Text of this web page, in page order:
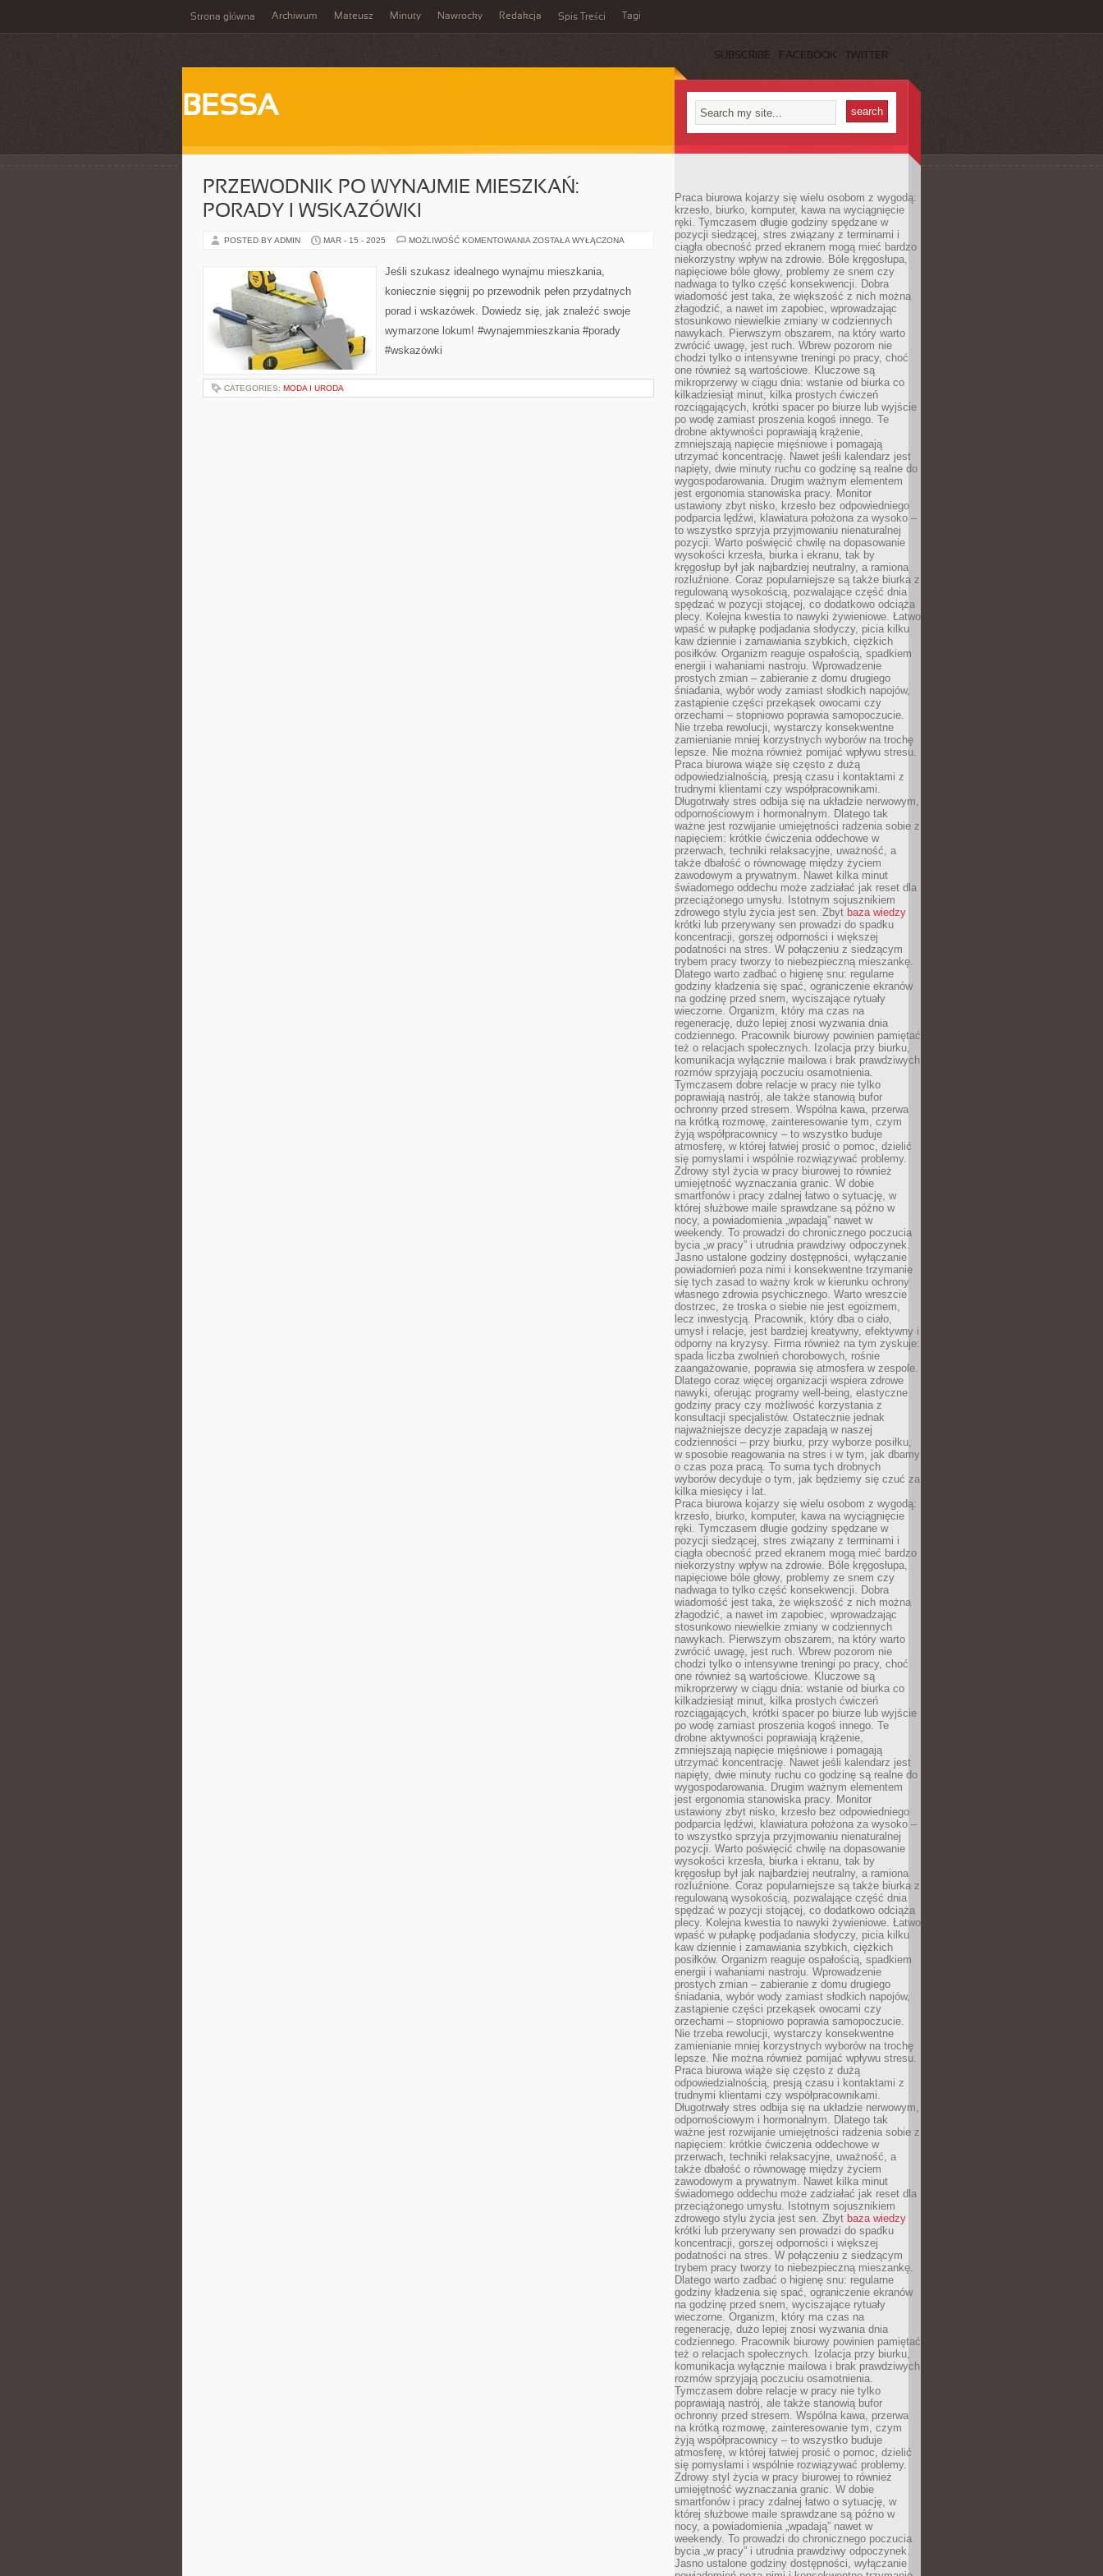
Strona główna Archiwum Mateusz Minuty Nawrocky Redakcja Spis Treści Tagi
SUBSCRIBE FACEBOOK TWITTER
BESSA
PRZEWODNIK PO WYNAJMIE MIESZKAŃ:
PORADY I WSKAZÓWKI
POSTED BY ADMIN MAR - 15 - 2025 MOŻLIWOŚĆ KOMENTOWANIA PRZEWODNIK
MIESZKAŃ:
PORADY
WSKAZÓWKI
ZOSTAŁA WYŁĄCZONA
Jeśli szukasz idealnego wynajmu mieszkania,
koniecznie sięgnij po przewodnik pełen przydatnych
porad i wskazówek. Dowiedz się, jak znaleźć swoje
wymarzone lokum! #wynajemmieszkania #porady
#wskazówki
CATEGORIES: MODA I URODA
Praca biurowa kojarzy się wielu osobom z wygodą:
krzesło, biurko, komputer, kawa na wyciągnięcie
ręki. Tymczasem długie godziny spędzane w
pozycji siedzącej, stres związany z terminami i
ciągła obecność przed ekranem mogą mieć bardzo
niekorzystny wpływ na zdrowie. Bóle kręgosłupa,
napięciowe bóle głowy, problemy ze snem czy
nadwaga to tylko część konsekwencji. Dobra
wiadomość jest taka, że większość z nich można
złagodzić, a nawet im zapobiec, wprowadzając
stosunkowo niewielkie zmiany w codziennych
nawykach. Pierwszym obszarem, na który warto
zwrócić uwagę, jest ruch. Wbrew pozorom nie
chodzi tylko o intensywne treningi po pracy, choć
one również są wartościowe. Kluczowe są
mikroprzerwy w ciągu dnia: wstanie od biurka co
kilkadziesiąt minut, kilka prostych ćwiczeń
rozciągających, krótki spacer po biurze lub wyjście
po wodę zamiast proszenia kogoś innego. Te
drobne aktywności poprawiają krążenie,
zmniejszają napięcie mięśniowe i pomagają
utrzymać koncentrację. Nawet jeśli kalendarz jest
napięty, dwie minuty ruchu co godzinę są realne do
wygospodarowania. Drugim ważnym elementem
jest ergonomia stanowiska pracy. Monitor
ustawiony zbyt nisko, krzesło bez odpowiedniego
podparcia lędźwi, klawiatura położona za wysoko –
to wszystko sprzyja przyjmowaniu nienaturalnej
pozycji. Warto poświęcić chwilę na dopasowanie
wysokości krzesła, biurka i ekranu, tak by
kręgosłup był jak najbardziej neutralny, a ramiona
rozluźnione. Coraz popularniejsze są także biurka z
regulowaną wysokością, pozwalające część dnia
spędzać w pozycji stojącej, co dodatkowo odciąża
plecy. Kolejna kwestia to nawyki żywieniowe. Łatwo
wpaść w pułapkę podjadania słodyczy, picia kilku
kaw dziennie i zamawiania szybkich, ciężkich
posiłków. Organizm reaguje ospałością, spadkiem
energii i wahaniami nastroju. Wprowadzenie
prostych zmian – zabieranie z domu drugiego
śniadania, wybór wody zamiast słodkich napojów,
zastąpienie części przekąsek owocami czy
orzechami – stopniowo poprawia samopoczucie.
Nie trzeba rewolucji, wystarczy konsekwentne
zamienianie mniej korzystnych wyborów na trochę
lepsze. Nie można również pomijać wpływu stresu.
Praca biurowa wiąże się często z dużą
odpowiedzialnością, presją czasu i kontaktami z
trudnymi klientami czy współpracownikami.
Długotrwały stres odbija się na układzie nerwowym,
odpornościowym i hormonalnym. Dlatego tak
ważne jest rozwijanie umiejętności radzenia sobie z
napięciem: krótkie ćwiczenia oddechowe w
przerwach, techniki relaksacyjne, uważność, a
także dbałość o równowagę między życiem
zawodowym a prywatnym. Nawet kilka minut
świadomego oddechu może zadziałać jak reset dla
przeciążonego umysłu. Istotnym sojusznikiem
zdrowego stylu życia jest sen. Zbyt baza wiedzy
krótki lub przerywany sen prowadzi do spadku
koncentracji, gorszej odporności i większej
podatności na stres. W połączeniu z siedzącym
trybem pracy tworzy to niebezpieczną mieszankę.
Dlatego warto zadbać o higienę snu: regularne
godziny kładzenia się spać, ograniczenie ekranów
na godzinę przed snem, wyciszające rytuały
wieczorne. Organizm, który ma czas na
regenerację, dużo lepiej znosi wyzwania dnia
codziennego. Pracownik biurowy powinien pamiętać
też o relacjach społecznych. Izolacja przy biurku,
komunikacja wyłącznie mailowa i brak prawdziwych
rozmów sprzyjają poczuciu osamotnienia.
Tymczasem dobre relacje w pracy nie tylko
poprawiają nastrój, ale także stanowią bufor
ochronny przed stresem. Wspólna kawa, przerwa
na krótką rozmowę, zainteresowanie tym, czym
żyją współpracownicy – to wszystko buduje
atmosferę, w której łatwiej prosić o pomoc, dzielić
się pomysłami i wspólnie rozwiązywać problemy.
Zdrowy styl życia w pracy biurowej to również
umiejętność wyznaczania granic. W dobie
smartfonów i pracy zdalnej łatwo o sytuację, w
której służbowe maile sprawdzane są późno w
nocy, a powiadomienia „wpadają” nawet w
weekendy. To prowadzi do chronicznego poczucia
bycia „w pracy” i utrudnia prawdziwy odpoczynek.
Jasno ustalone godziny dostępności, wyłączanie
powiadomień poza nimi i konsekwentne trzymanie
się tych zasad to ważny krok w kierunku ochrony
własnego zdrowia psychicznego. Warto wreszcie
dostrzec, że troska o siebie nie jest egoizmem,
lecz inwestycją. Pracownik, który dba o ciało,
umysł i relacje, jest bardziej kreatywny, efektywny i
odporny na kryzysy. Firma również na tym zyskuje:
spada liczba zwolnień chorobowych, rośnie
zaangażowanie, poprawia się atmosfera w zespole.
Dlatego coraz więcej organizacji wspiera zdrowe
nawyki, oferując programy well-being, elastyczne
godziny pracy czy możliwość korzystania z
konsultacji specjalistów. Ostatecznie jednak
najważniejsze decyzje zapadają w naszej
codzienności – przy biurku, przy wyborze posiłku,
w sposobie reagowania na stres i w tym, jak dbamy
o czas poza pracą. To suma tych drobnych
wyborów decyduje o tym, jak będziemy się czuć za
kilka miesięcy i lat.
Praca biurowa kojarzy się wielu osobom z wygodą:
krzesło, biurko, komputer, kawa na wyciągnięcie
ręki. Tymczasem długie godziny spędzane w
pozycji siedzącej, stres związany z terminami i
ciągła obecność przed ekranem mogą mieć bardzo
niekorzystny wpływ na zdrowie. Bóle kręgosłupa,
napięciowe bóle głowy, problemy ze snem czy
nadwaga to tylko część konsekwencji. Dobra
wiadomość jest taka, że większość z nich można
złagodzić, a nawet im zapobiec, wprowadzając
stosunkowo niewielkie zmiany w codziennych
nawykach. Pierwszym obszarem, na który warto
zwrócić uwagę, jest ruch. Wbrew pozorom nie
chodzi tylko o intensywne treningi po pracy, choć
one również są wartościowe. Kluczowe są
mikroprzerwy w ciągu dnia: wstanie od biurka co
kilkadziesiąt minut, kilka prostych ćwiczeń
rozciągających, krótki spacer po biurze lub wyjście
po wodę zamiast proszenia kogoś innego. Te
drobne aktywności poprawiają krążenie,
zmniejszają napięcie mięśniowe i pomagają
utrzymać koncentrację. Nawet jeśli kalendarz jest
napięty, dwie minuty ruchu co godzinę są realne do
wygospodarowania. Drugim ważnym elementem
jest ergonomia stanowiska pracy. Monitor
ustawiony zbyt nisko, krzesło bez odpowiedniego
podparcia lędźwi, klawiatura położona za wysoko –
to wszystko sprzyja przyjmowaniu nienaturalnej
pozycji. Warto poświęcić chwilę na dopasowanie
wysokości krzesła, biurka i ekranu, tak by
kręgosłup był jak najbardziej neutralny, a ramiona
rozluźnione. Coraz popularniejsze są także biurka z
regulowaną wysokością, pozwalające część dnia
spędzać w pozycji stojącej, co dodatkowo odciąża
plecy. Kolejna kwestia to nawyki żywieniowe. Łatwo
wpaść w pułapkę podjadania słodyczy, picia kilku
kaw dziennie i zamawiania szybkich, ciężkich
posiłków. Organizm reaguje ospałością, spadkiem
energii i wahaniami nastroju. Wprowadzenie
prostych zmian – zabieranie z domu drugiego
śniadania, wybór wody zamiast słodkich napojów,
zastąpienie części przekąsek owocami czy
orzechami – stopniowo poprawia samopoczucie.
Nie trzeba rewolucji, wystarczy konsekwentne
zamienianie mniej korzystnych wyborów na trochę
lepsze. Nie można również pomijać wpływu stresu.
Praca biurowa wiąże się często z dużą
odpowiedzialnością, presją czasu i kontaktami z
trudnymi klientami czy współpracownikami.
Długotrwały stres odbija się na układzie nerwowym,
odpornościowym i hormonalnym. Dlatego tak
ważne jest rozwijanie umiejętności radzenia sobie z
napięciem: krótkie ćwiczenia oddechowe w
przerwach, techniki relaksacyjne, uważność, a
także dbałość o równowagę między życiem
zawodowym a prywatnym. Nawet kilka minut
świadomego oddechu może zadziałać jak reset dla
przeciążonego umysłu. Istotnym sojusznikiem
zdrowego stylu życia jest sen. Zbyt baza wiedzy
krótki lub przerywany sen prowadzi do spadku
koncentracji, gorszej odporności i większej
podatności na stres. W połączeniu z siedzącym
trybem pracy tworzy to niebezpieczną mieszankę.
Dlatego warto zadbać o higienę snu: regularne
godziny kładzenia się spać, ograniczenie ekranów
na godzinę przed snem, wyciszające rytuały
wieczorne. Organizm, który ma czas na
regenerację, dużo lepiej znosi wyzwania dnia
codziennego. Pracownik biurowy powinien pamiętać
też o relacjach społecznych. Izolacja przy biurku,
komunikacja wyłącznie mailowa i brak prawdziwych
rozmów sprzyjają poczuciu osamotnienia.
Tymczasem dobre relacje w pracy nie tylko
poprawiają nastrój, ale także stanowią bufor
ochronny przed stresem. Wspólna kawa, przerwa
na krótką rozmowę, zainteresowanie tym, czym
żyją współpracownicy – to wszystko buduje
atmosferę, w której łatwiej prosić o pomoc, dzielić
się pomysłami i wspólnie rozwiązywać problemy.
Zdrowy styl życia w pracy biurowej to również
umiejętność wyznaczania granic. W dobie
smartfonów i pracy zdalnej łatwo o sytuację, w
której służbowe maile sprawdzane są późno w
nocy, a powiadomienia „wpadają” nawet w
weekendy. To prowadzi do chronicznego poczucia
bycia „w pracy” i utrudnia prawdziwy odpoczynek.
Jasno ustalone godziny dostępności, wyłączanie